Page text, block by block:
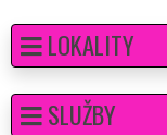
LOKALITY
SLUŽBY